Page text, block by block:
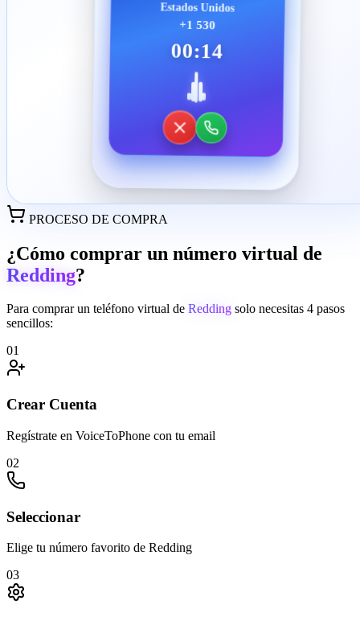
Estados Unidos
+1 530
00:14
PROCESO DE COMPRA
¿Cómo comprar un número virtual de
Redding?
Para comprar un teléfono virtual de Redding solo necesitas 4 pasos
sencillos:
01
Crear Cuenta
Regístrate en VoiceToPhone con tu email
02
Seleccionar
Elige tu número favorito de Redding
03